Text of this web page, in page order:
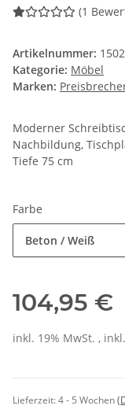
(1
Artikelnummer:
Kategorie: Möbel
Marken:
Moderner
Nachbildung,
Tiefe 75 cm
Farbe
Beton / Weiß
104,95 €
inkl. 19% MwSt. , inkl.
Lieferzeit:4 - 5 Wochen